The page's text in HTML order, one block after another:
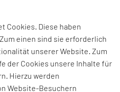
& NEWS
Cookies. Diese haben
einen sind sie erforderlich
unserer Website. Zum
der Cookies unsere Inhalte für
Hierzu werden
Website-Besuchern